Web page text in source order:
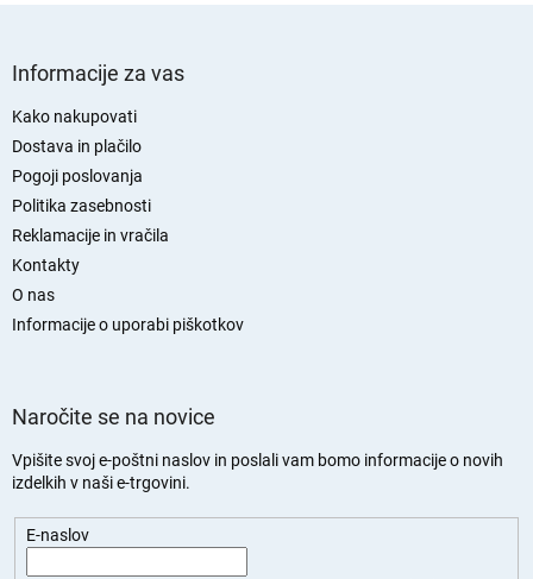
Informacije za vas
Kako nakupovati
Dostava in plačilo
Pogoji poslovanja
Politika zasebnosti
Reklamacije in vračila
Kontakty
O nas
Informacije o uporabi piškotkov
Naročite se na novice
Vpišite svoj e-poštni naslov in poslali vam bomo informacije o novih
izdelkih v naši e-trgovini.
E-naslov